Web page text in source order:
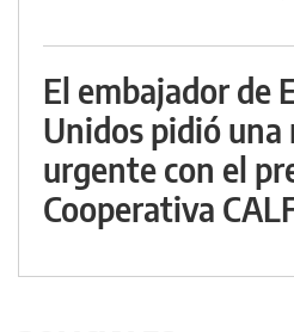
El embajador de
Unidos pidió una
urgente con el
Cooperativa